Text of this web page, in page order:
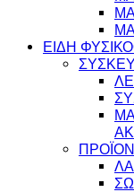
ΕΙΔΗ